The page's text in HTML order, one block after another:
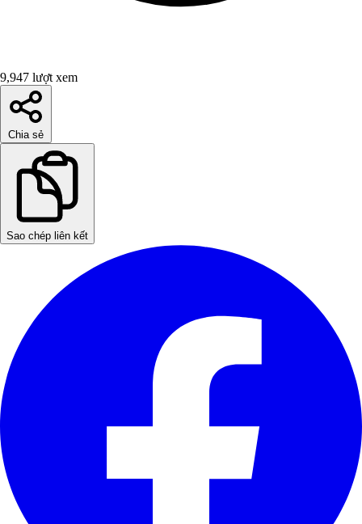
9,947 lượt xem
Chia sẻ
Sao chép liên kết